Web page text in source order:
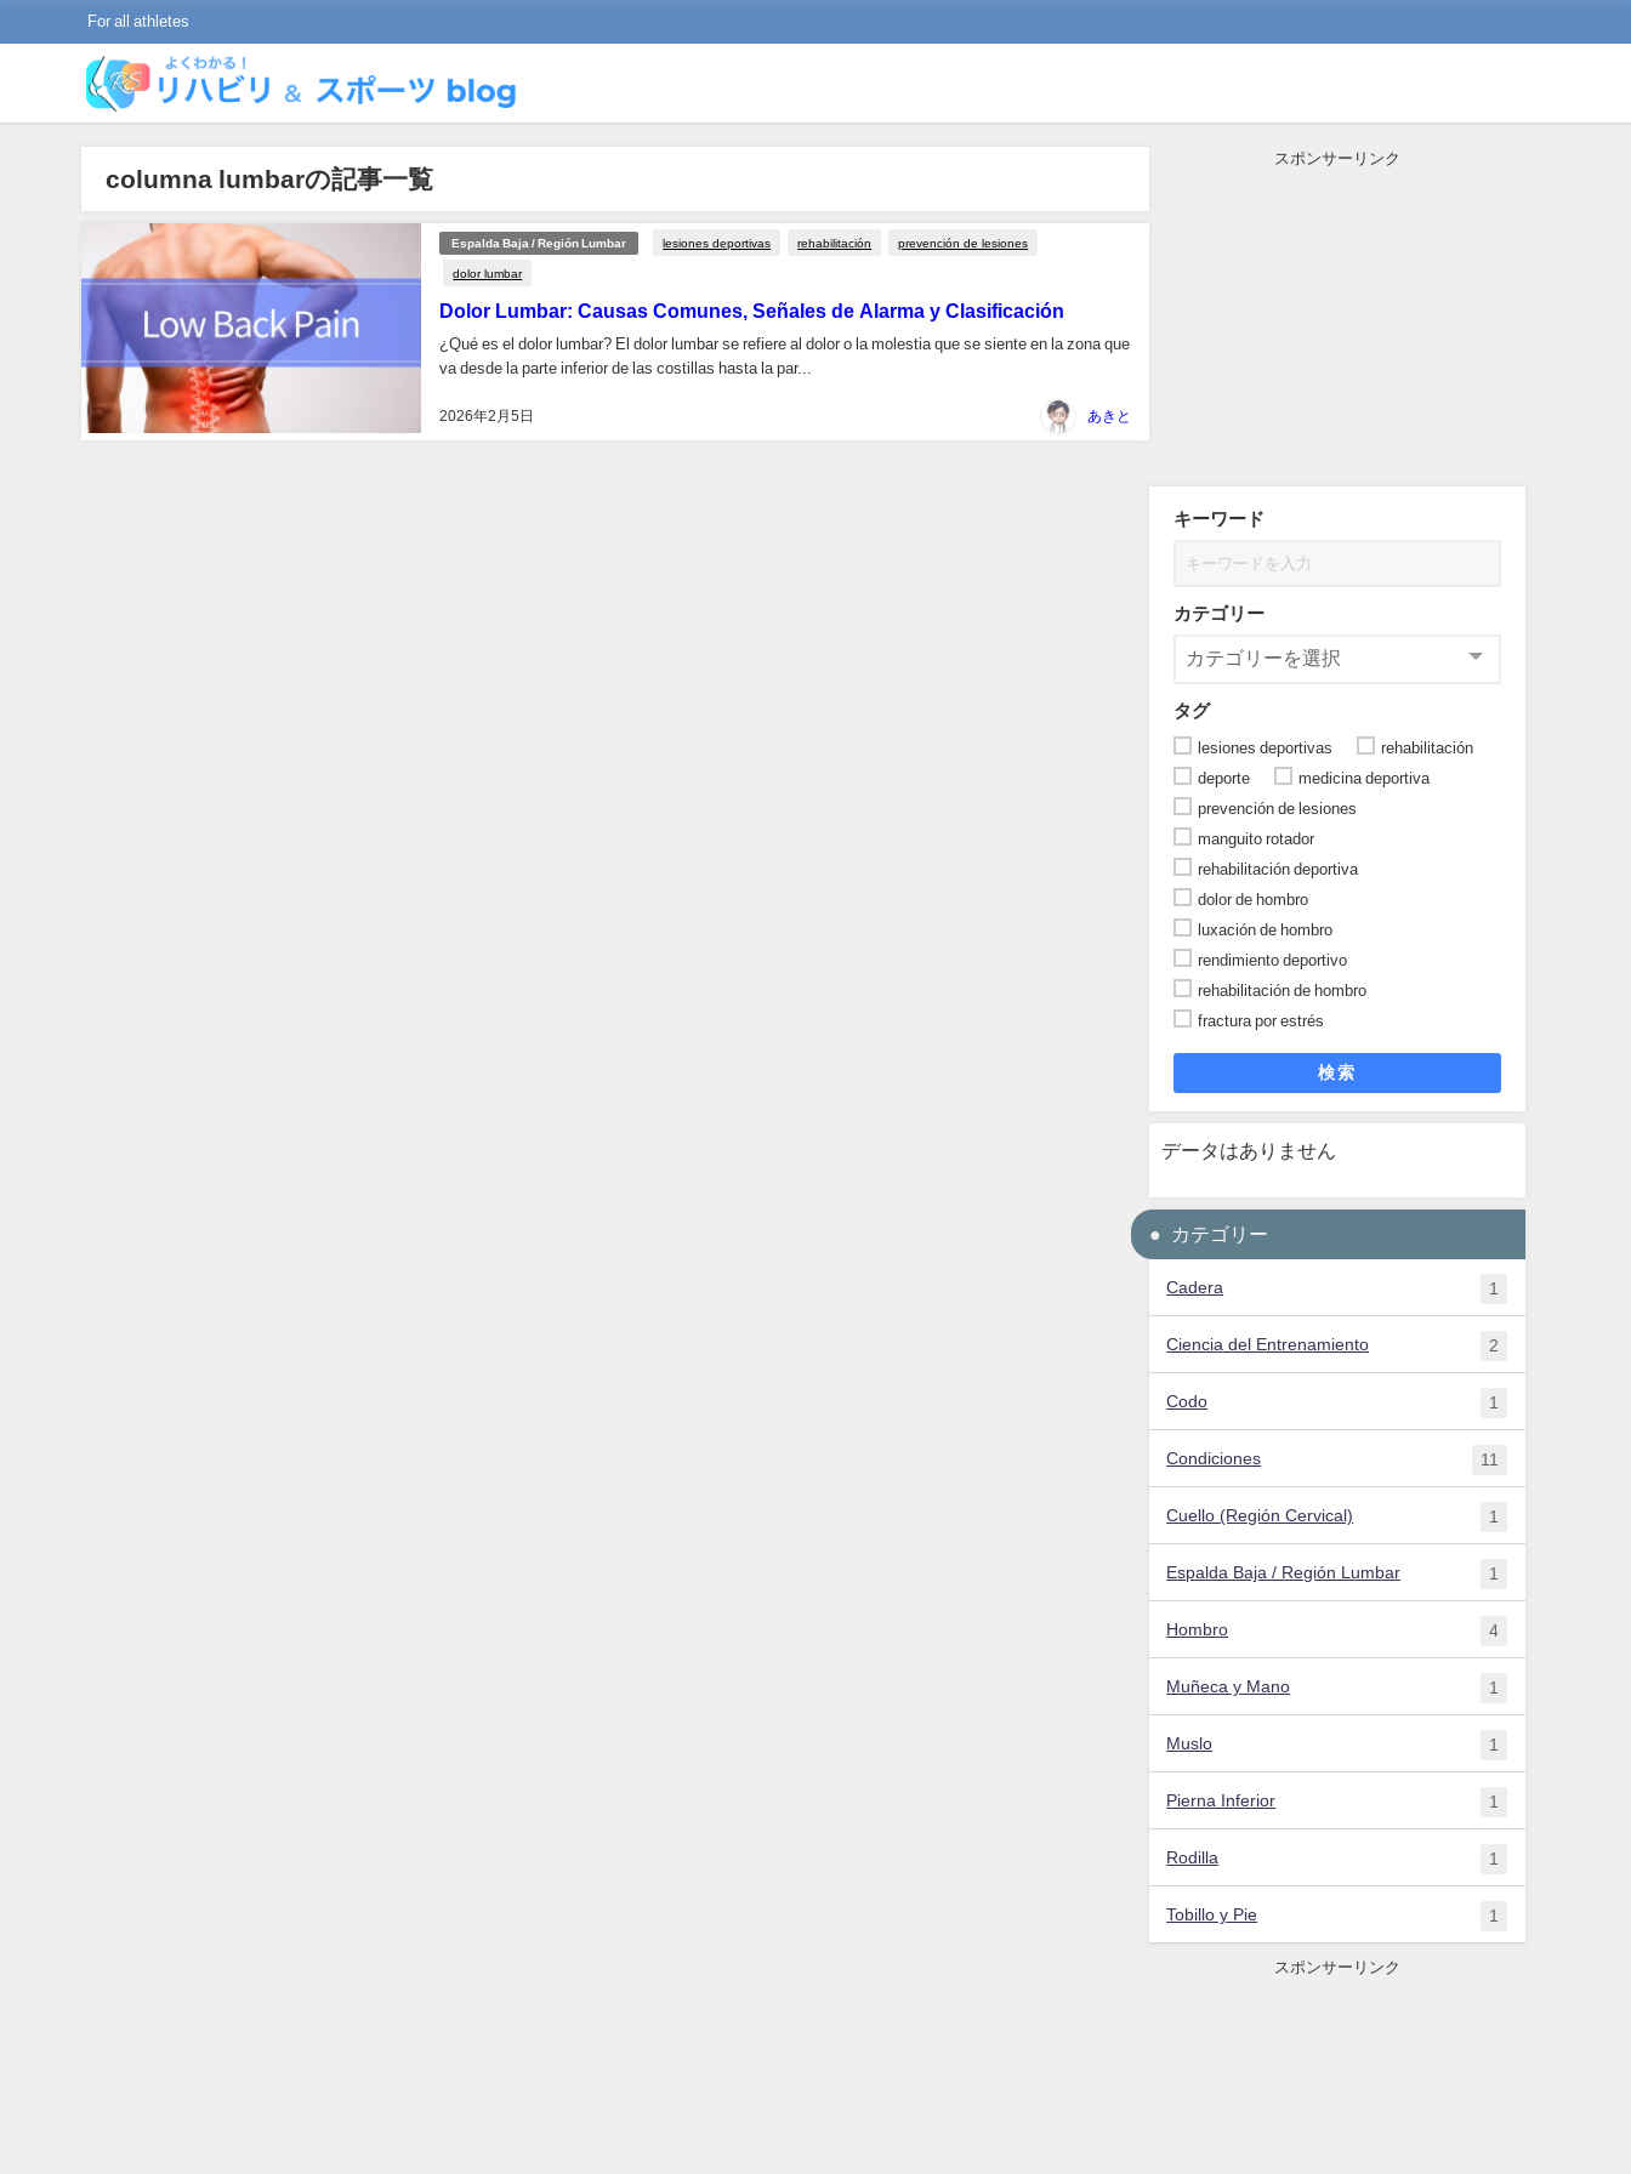
For all athletes
columna lumbarの記事一覧
Espalda Baja / Región Lumbar lesiones deportivas rehabilitación prevención de lesiones
dolor lumbar
Dolor Lumbar: Causas Comunes, Señales de Alarma y Clasificación
2026年2月5日
¿Qué es el dolor lumbar? El dolor lumbar se refiere al dolor o la molestia que se siente en la zona que
va desde la parte inferior de las costillas hasta la par...
あきと
スポンサーリンク
キーワード
カテゴリー
タグ
lesiones deportivas
rehabilitación
deporte
medicina deportiva
prevención de lesiones
manguito rotador
rehabilitación deportiva
dolor de hombro
luxación de hombro
rendimiento deportivo
rehabilitación de hombro
fractura por estrés
検索
データはありません
カテゴリー
Cadera 1
Ciencia del Entrenamiento 2
Codo 1
Condiciones 11
Cuello (Región Cervical) 1
Espalda Baja / Región Lumbar 1
Hombro 4
Muñeca y Mano 1
Muslo 1
Pierna Inferior 1
Rodilla 1
Tobillo y Pie 1
スポンサーリンク